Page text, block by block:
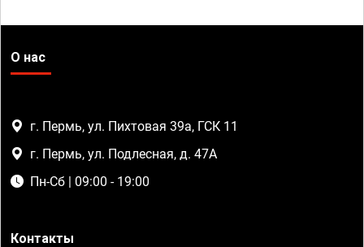
О нас
г. Пермь, ул. Пихтовая 39а, ГСК 11
г. Пермь, ул. Подлесная, д. 47А
Пн-Сб | 09:00 - 19:00
Контакты